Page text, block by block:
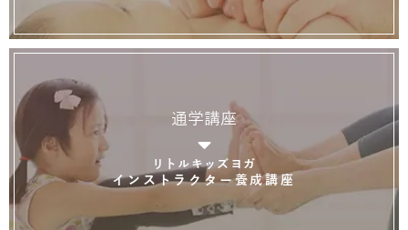
通学講座
リトルキッズヨガ
インストラクター養成講座